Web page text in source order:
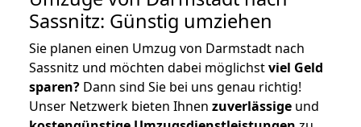
Sassnitz: Günstig umziehen
Sie planen einen Umzug von Darmstadt nach
Sassnitz und möchten dabei möglichstviel Geld
sparen? Dann sind Sie bei uns genau richtig!
Unser Netzwerk bieten Ihnen zuverlässige und